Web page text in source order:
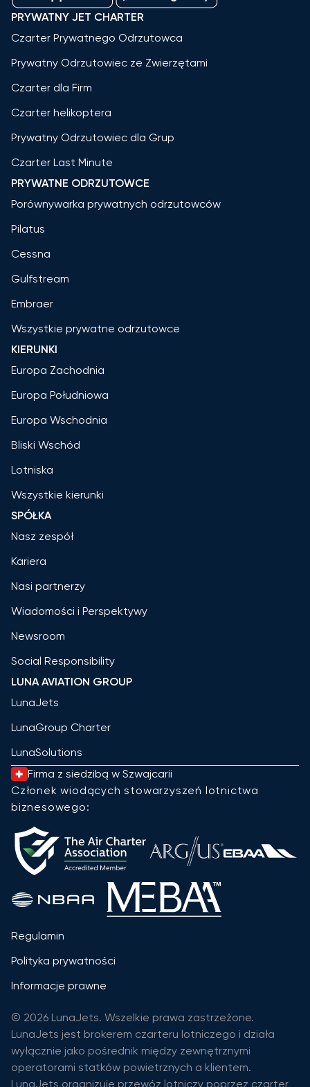
PRYWATNY JET CHARTER
Czarter Prywatnego Odrzutowca
Prywatny Odrzutowiec ze Zwierzętami
Czarter dla Firm
Czarter helikoptera
Prywatny Odrzutowiec dla Grup
Czarter Last Minute
PRYWATNE ODRZUTOWCE
Porównywarka prywatnych odrzutowców
Pilatus
Cessna
Gulfstream
Embraer
Wszystkie prywatne odrzutowce
KIERUNKI
Europa Zachodnia
Europa Południowa
Europa Wschodnia
Bliski Wschód
Lotniska
Wszystkie kierunki
SPÓŁKA
Nasz zespół
Kariera
Nasi partnerzy
Wiadomości i Perspektywy
Newsroom
Social Responsibility
LUNA AVIATION GROUP
LunaJets
LunaGroup Charter
LunaSolutions
Firma z siedzibą w Szwajcarii
Członek wiodących stowarzyszeń lotnictwa
biznesowego:
Regulamin
Polityka prywatności
Informacje prawne
© 2026 LunaJets. Wszelkie prawa zastrzeżone.
LunaJets jest brokerem czarteru lotniczego i działa
wyłącznie jako pośrednik między zewnętrznymi
operatorami statków powietrznych a klientem.
LunaJets organizuje przewóz lotniczy poprzez czarter